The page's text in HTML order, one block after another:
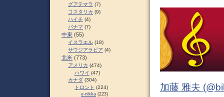
加藤 雅夫
グアテマラ (7)
コスタリカ (9)
ハイチ (4)
パナマ (7)
中東 (55)
イスラエル (18)
サウジアラビア (4)
北米 (773)
アメリカ (474)
ハワイ (47)
カナダ (304)
トロント (224)
e-nikka (223)